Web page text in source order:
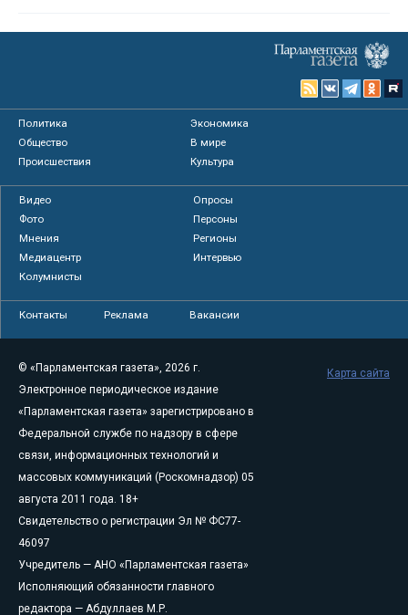
Политика
Экономика
Общество
В мире
Происшествия
Культура
Видео
Опросы
Фото
Персоны
Мнения
Регионы
Медиацентр
Интервью
Колумнисты
Контакты Реклама Вакансии
© «Парламентская газета», 2026 г.
Электронное периодическое издание
«Парламентская газета» зарегистрировано в
Федеральной службе по надзору в сфере
связи, информационных технологий и
массовых коммуникаций (Роскомнадзор) 05
августа 2011 года. 18+
Свидетельство о регистрации Эл № ФС77-
46097
Учредитель — АНО «Парламентская газета»
Исполняющий обязанности главного
редактора — Абдуллаев М.Р.
Карта сайта